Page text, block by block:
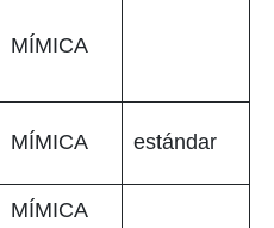
MÍMICA
MÍMICA estándar
MÍMICA